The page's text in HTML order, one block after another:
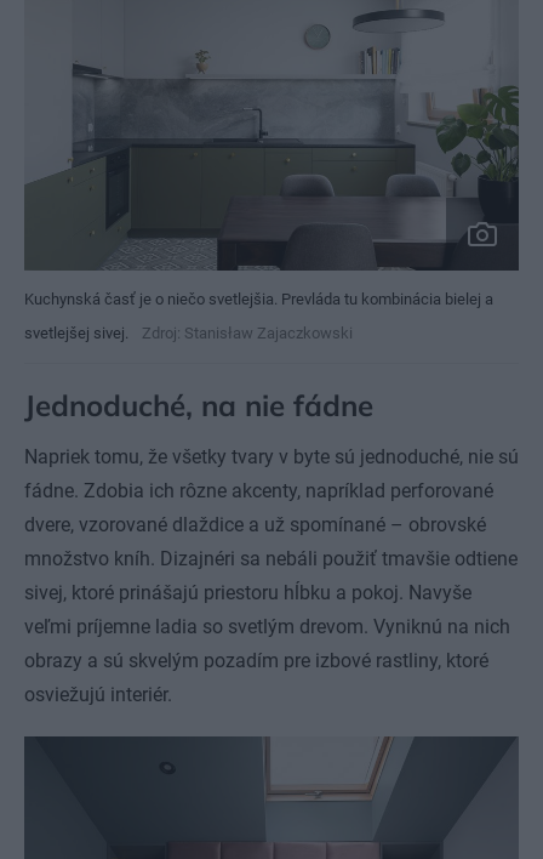
Kuchynská časť je o niečo svetlejšia. Prevláda tu kombinácia bielej a
svetlejšej sivej.
Zdroj: Stanisław Zajaczkowski
Jednoduché, na nie fádne
Napriek tomu, že všetky tvary v byte sú jednoduché, nie sú
fádne. Zdobia ich rôzne akcenty, napríklad perforované
dvere, vzorované dlaždice a už spomínané – obrovské
množstvo kníh. Dizajnéri sa nebáli použiť tmavšie odtiene
sivej, ktoré prinášajú priestoru hĺbku a pokoj. Navyše
veľmi príjemne ladia so svetlým drevom. Vyniknú na nich
obrazy a sú skvelým pozadím pre izbové rastliny, ktoré
osviežujú interiér.